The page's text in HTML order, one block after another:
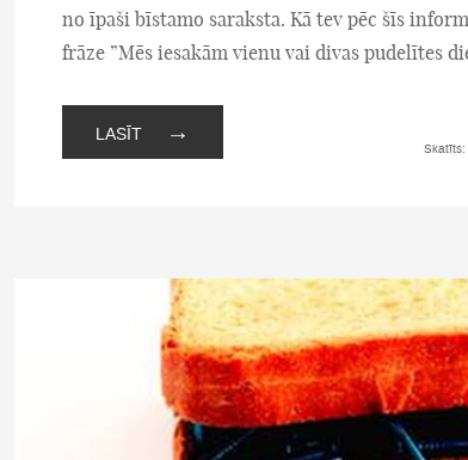
no īpaši bīstamo saraksta. Kā tev pēc šīs
frāze ”Mēs iesakām vienu vai divas pudelītes
LASĪT →